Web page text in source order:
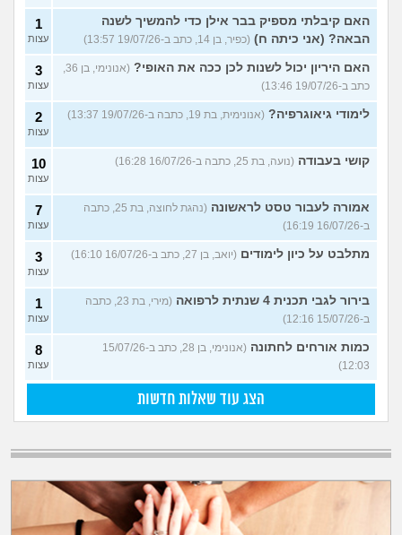
האם קיבלתי מספיק בבר אילן כדי להמשיך לשנה
הבאה? (אני כיתה ח) (כפיר, בן 14, כתב ב-19/07/26 13:57)
1
עצות
האם היריון יכול לשנות לכן ככה את האופי?
(אנונימי, בן 36,
כתב ב-19/07/26 13:46)
3
עצות
לימודי גיאוגרפיה? (אנונימית, בת 19, כתבה ב-19/07/26 13:37) 2
עצות
קושי בעבודה (נועה, בת 25, כתבה ב-16/07/26 16:28) 10
עצות
אמורה לעבור טסט לראשונה
(נהגת לחוצה, בת 25, כתבה
ב-16/07/26 16:19)
7
עצות
מתלבט על כיון לימודים (יואב, בן 27, כתב ב-16/07/26 16:10) 3
עצות
בירור לגבי תכנית 4 שנתית לרפואה
(מירי, בת 23, כתבה
ב-15/07/26 12:16)
1
עצות
כמות אורחים לחתונה
(אנונימי, בן 28, כתב ב-15/07/26
12:03)
8
עצות
הצג עוד שאלות חדשות